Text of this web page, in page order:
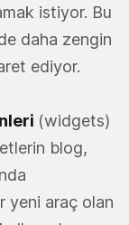
istiyor. Bu
daha zengin
ediyor.
(widgets)
blog,
yeni araç olan